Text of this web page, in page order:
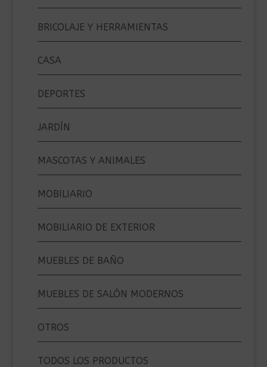
BRICOLAJE Y HERRAMIENTAS
CASA
DEPORTES
JARDÍN
MASCOTAS Y ANIMALES
MOBILIARIO
MOBILIARIO DE EXTERIOR
MUEBLES DE BAÑO
MUEBLES DE SALÓN MODERNOS
OTROS
TODOS LOS PRODUCTOS